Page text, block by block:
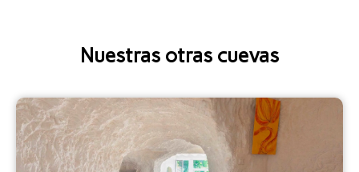
Nuestras otras cuevas